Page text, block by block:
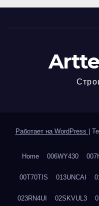
Работает на WordPress
Home 006WY430
00T70TIS 013UNCAI
023RN4UI 02SKVUL3